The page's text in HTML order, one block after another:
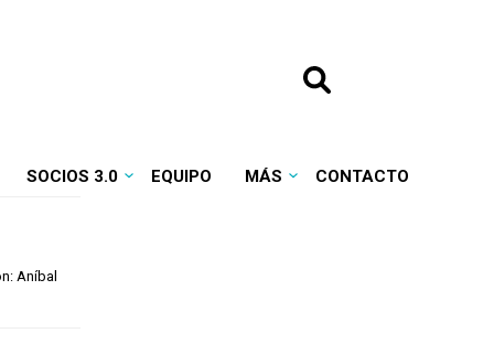
SOCIOS 3.0 EQUIPO MÁS CONTACTO
Aníbal